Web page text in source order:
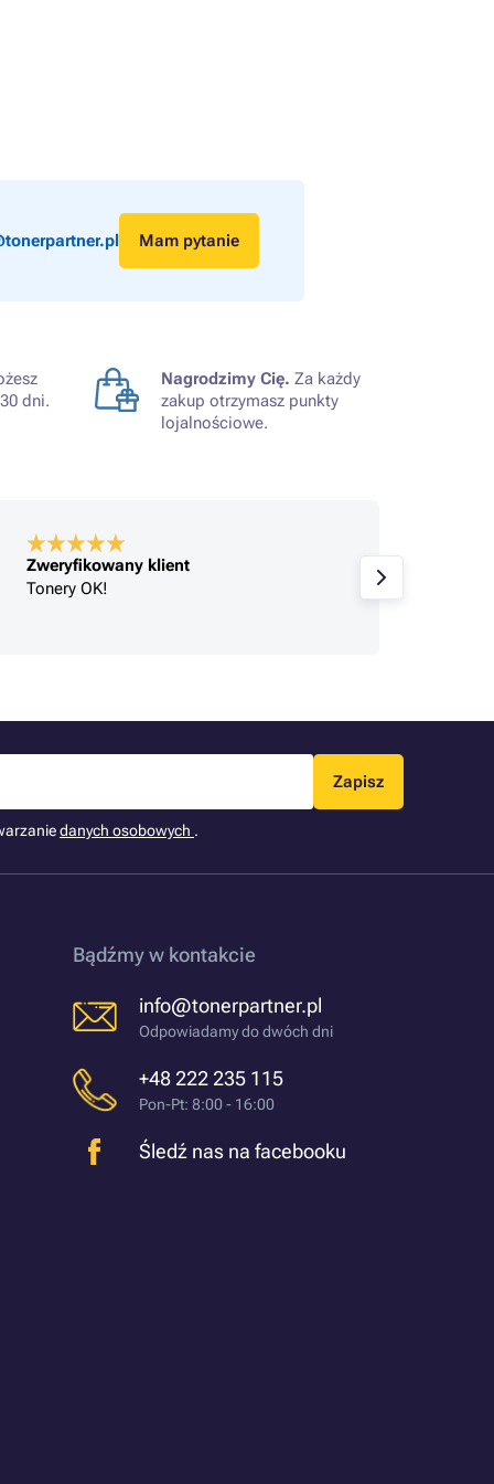
Mam pytanie
dni.
Nagrodzimy Cię. Za każdy
zakup otrzymasz punkty
lojalnościowe.
Zweryfikowany klient
Tonery OK!
Zapisz
danych osobowych .
Bądźmy w kontakcie
info@tonerpartner.pl
Odpowiadamy do dwóch dni
+48 222 235 115
Pon-Pt: 8:00 - 16:00
Śledź nas na facebooku